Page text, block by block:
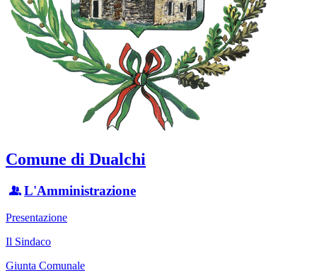
Comune di Dualchi
L'Amministrazione
Presentazione
Il Sindaco
Giunta Comunale